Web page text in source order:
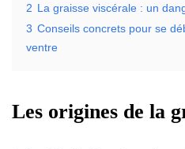
2 La graisse viscérale : un
3 Conseils concrets pour se
ventre
Les origines de la